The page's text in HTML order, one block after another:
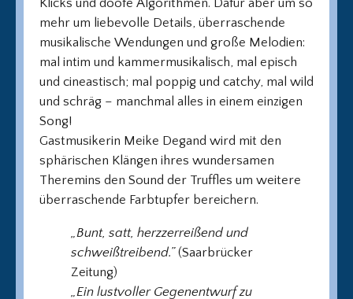
Klicks und doofe Algorithmen. Dafür aber um so
mehr um liebevolle Details, überraschende
musikalische Wendungen und große Melodien:
mal intim und kammermusikalisch, mal episch
und cineastisch; mal poppig und catchy, mal wild
und schräg – manchmal alles in einem einzigen
Song!
Gastmusikerin Meike Degand wird mit den
sphärischen Klängen ihres wundersamen
Theremins den Sound der Truffles um weitere
überraschende Farbtupfer bereichern.
„Bunt, satt, herzzerreißend und
schweißtreibend.”(Saarbrücker
Zeitung)
„Ein lustvoller Gegenentwurf zu